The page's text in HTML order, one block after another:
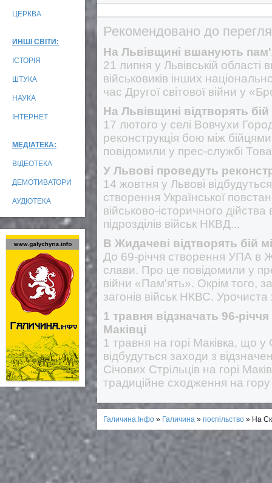
ЦЕРКВА
ИНШІ СВІТИ:
ІСТОРІЯ
ШТУКА
НАУКА
ІНТЕРНЕТ
МЕДІАТЕКА:
ВІДЕОТЕКА
ДЕМОТИВАТОРИ
АУДІОТЕКА
Рекомендовано до
На Львівщині вшанують
21 липня у Львівській області
військовиків інших
час Другої світової війни у
На Львівщині відтворять
17 лютого у селі Вовчухи
реконструкція бою між
повідомили у прес-службі
У Львові проведуть
14 жовтня у Львові
створення Української
військово-історичного
підрозділів військ НКВД...
В Жидачеві відтворять бій
До 69-річчя створення УПА в
слави. Про це повідомили у
війни «Пам'ять». Окрім того,
загонів військ НКВС.
1 травня відзначать 96-
Маківці
1 травня на горі Маківка, що у
відбудуться заходи з
Січових Стрільців на горі
традиційне сходження на гору
Галичина.Інфо » Галичина » поспільство » На